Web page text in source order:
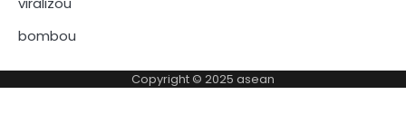
bombou
Copyright © 2025 asean